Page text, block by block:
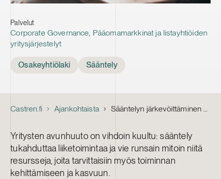
Palvelut
Corporate Governance, Pääomamarkkinat ja listayhtiöiden
yritysjärjestelyt
Osakeyhtiölaki Sääntely
Castren.fi Ajankohtaista Sääntelyn järkevöittäminen on Suomen etu
Yritysten avunhuuto on vihdoin kuultu: sääntely
tukahduttaa liiketoimintaa ja vie runsain mitoin niitä
resursseja, joita tarvittaisiin myös toiminnan
kehittämiseen ja kasvuun.